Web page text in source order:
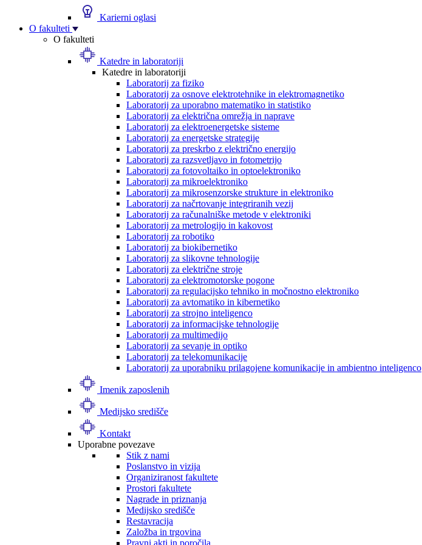
Karierni oglasi
O fakulteti
O fakulteti
Katedre in laboratoriji
Katedre in laboratoriji
Laboratorij za fiziko
Laboratorij za osnove elektrotehnike in elektromagnetiko
Laboratorij za uporabno matematiko in statistiko
Laboratorij za električna omrežja in naprave
Laboratorij za elektroenergetske sisteme
Laboratorij za energetske strategije
Laboratorij za preskrbo z električno energijo
Laboratorij za razsvetljavo in fotometrijo
Laboratorij za fotovoltaiko in optoelektroniko
Laboratorij za mikroelektroniko
Laboratorij za mikrosenzorske strukture in elektroniko
Laboratorij za načrtovanje integriranih vezij
Laboratorij za računalniške metode v elektroniki
Laboratorij za metrologijo in kakovost
Laboratorij za robotiko
Laboratorij za biokibernetiko
Laboratorij za slikovne tehnologije
Laboratorij za električne stroje
Laboratorij za elektromotorske pogone
Laboratorij za regulacijsko tehniko in močnostno elektroniko
Laboratorij za avtomatiko in kibernetiko
Laboratorij za strojno inteligenco
Laboratorij za informacijske tehnologije
Laboratorij za multimedijo
Laboratorij za sevanje in optiko
Laboratorij za telekomunikacije
Laboratorij za uporabniku prilagojene komunikacije in ambientno inteligenco
Imenik zaposlenih
Medijsko središče
Kontakt
Uporabne povezave
Stik z nami
Poslanstvo in vizija
Organiziranost fakultete
Prostori fakultete
Nagrade in priznanja
Medijsko središče
Restavracija
Založba in trgovina
Pravni akti in poročila